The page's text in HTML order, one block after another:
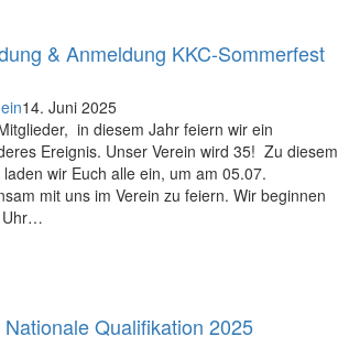
& Anmeldung KKC-Sommerfest
14. Juni 2025
in diesem Jahr feiern wir ein
Ereignis. Unser Verein wird 35! Zu diesem
laden wir Euch alle ein, um am 05.07.
mit uns im Verein zu feiern. Wir beginnen
Uhr…
Nationale Qualifikation 2025